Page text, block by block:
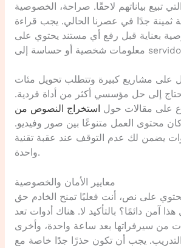
التي تبيع بياناتهم لاحقًا. صراحة، الخصوصية
ثمينة جدًا في عصرنا الحالي. يجب قراءة
بعناية قبل رفع أي مستند يحتوي على
على مشاريع كبيرة وتتطلب تحويل مئات
إلى حل مؤسسي أكثر من أداة فردية.
على مقالات حول
استخراج النصوص من
كان محتوى العمل متنوعًا بين صور وفيديو.
يضمن لك عدم التوقف عند عقبة تقنية
واحدة.
معايير الأمان والخصوصية
على نص، أنت فعليًا تمنح الخادم حق
آمن دائمًا؟ بالتأكيد لا. هناك أدوات تعد
من سيرفراتها بعد ساعة واحدة، وأخرى
يجب أن تكون حذرًا جدًا خاصة مع